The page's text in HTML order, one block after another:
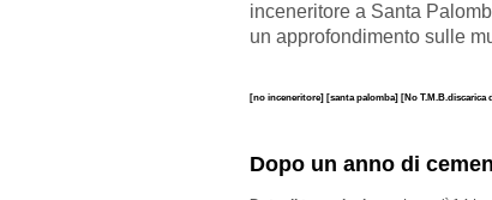
inceneritore a Santa
un approfondimento sulle
[no inceneritore] [santa palomba] [No T.M.B.discarica
Dopo un anno di